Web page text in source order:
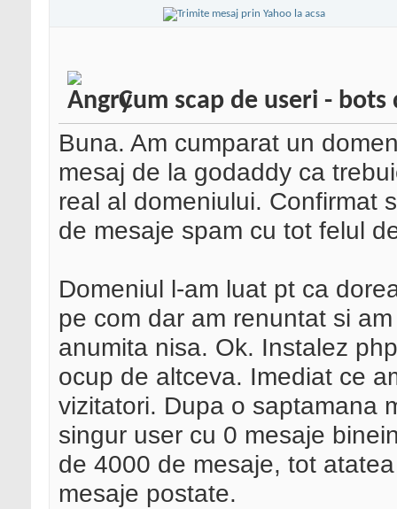
Cum scap de useri -
Buna. Am cumparat un
mesaj de la godaddy ca
real al domeniului. Confirmat
de mesaje spam cu tot felul
Domeniul l-am luat pt ca
pe com dar am renuntat si
anumita nisa. Ok. Instalez
ocup de altceva. Imediat ce
vizitatori. Dupa o saptamana
singur user cu 0 mesaje
de 4000 de mesaje, tot
mesaje postate.